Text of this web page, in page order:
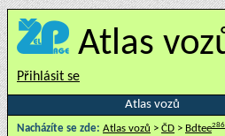
Atlas
Přihlásit se
Atlas vozů
Nacházíte se zde: Atlas vozů > ČD > Bdtee286